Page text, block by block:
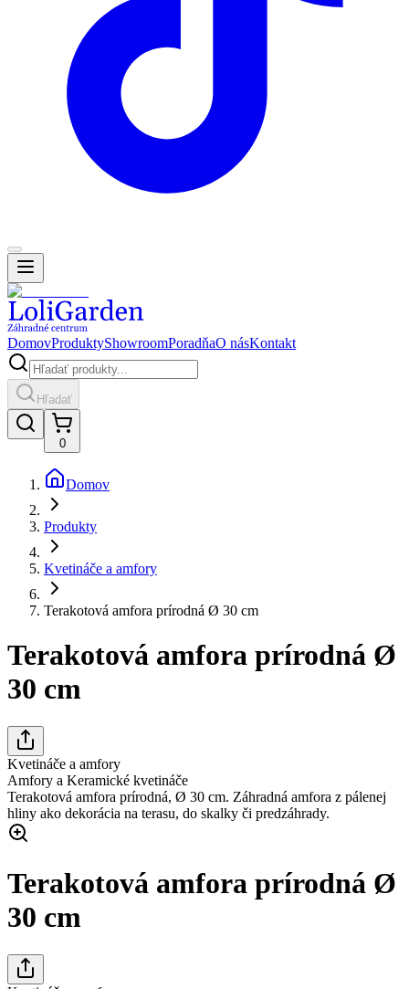
DomovProduktyShowroomPoradňaO násKontakt
Hľadať
0
Domov
Produkty
Kvetináče a amfory
Terakotová amfora prírodná Ø 30 cm
Terakotová amfora prírodná Ø
30 cm
Kvetináče a amfory
Amfory a Keramické kvetináče
Terakotová amfora prírodná, Ø 30 cm. Záhradná amfora z pálenej
hliny ako dekorácia na terasu, do skalky či predzáhrady.
Terakotová amfora prírodná Ø
30 cm